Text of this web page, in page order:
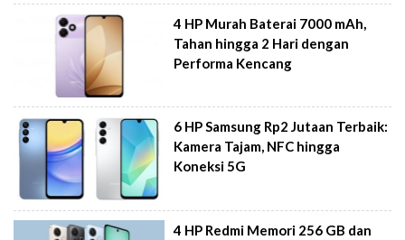
4 HP Murah Baterai 7000 mAh,
Tahan hingga 2 Hari dengan
Performa Kencang
6 HP Samsung Rp2 Jutaan Terbaik:
Kamera Tajam, NFC hingga
Koneksi 5G
4 HP Redmi Memori 256 GB dan